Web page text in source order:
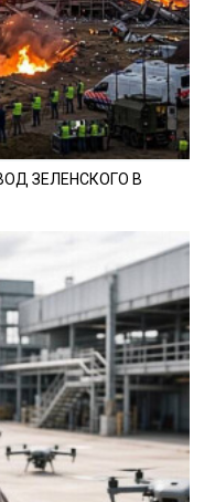
ЗЕЛЕНСКОГО В